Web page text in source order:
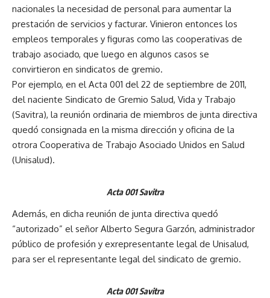
nacionales la necesidad de personal para aumentar la
prestación de servicios y facturar. Vinieron entonces los
empleos temporales y figuras como las cooperativas de
trabajo asociado, que luego en algunos casos se
convirtieron en sindicatos de gremio.
Por ejemplo, en el Acta 001 del 22 de septiembre de 2011,
del naciente Sindicato de Gremio Salud, Vida y Trabajo
(Savitra), la reunión ordinaria de miembros de junta directiva
quedó consignada en la misma dirección y oficina de la
otrora Cooperativa de Trabajo Asociado Unidos en Salud
(Unisalud).
Acta 001 Savitra
Además, en dicha reunión de junta directiva quedó
“autorizado” el señor Alberto Segura Garzón, administrador
público de profesión y exrepresentante legal de Unisalud,
para ser el representante legal del sindicato de gremio.
Acta 001 Savitra